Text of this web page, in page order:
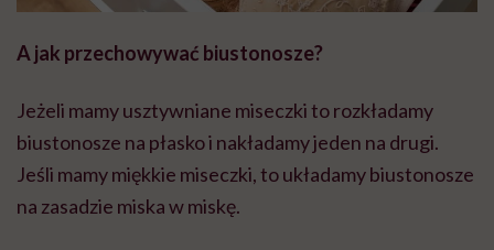
A jak przechowywać biustonosze?
Jeżeli mamy usztywniane miseczki to rozkładamy
biustonosze na płasko i nakładamy jeden na drugi.
Jeśli mamy miękkie miseczki, to układamy biustonosze
na zasadzie miska w miskę.